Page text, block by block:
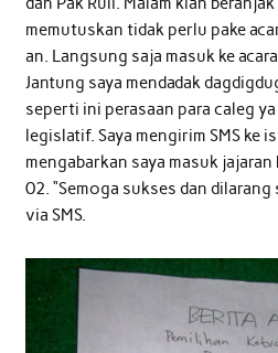
memutuskan tidak perlu pake
an. Langsung saja masuk ke
Jantung saya mendadak
seperti ini perasaan para caleg
legislatif. Saya mengirim SMS ke
mengabarkan saya masuk
02. “Semoga sukses dan
via SMS.